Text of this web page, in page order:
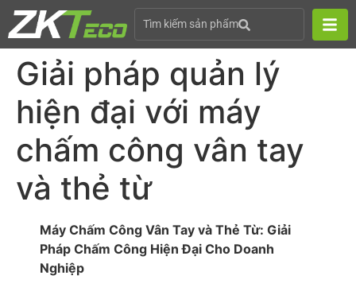
Tìm kiếm sản phẩm
Giải pháp quản lý
hiện đại với máy
chấm công vân tay
và thẻ từ
Máy Chấm Công Vân Tay và Thẻ Từ: Giải
Pháp Chấm Công Hiện Đại Cho Doanh
Nghiệp